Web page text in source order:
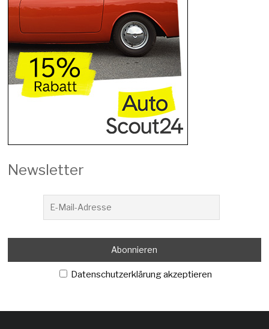
Newsletter
Datenschutzerklärung akzeptieren